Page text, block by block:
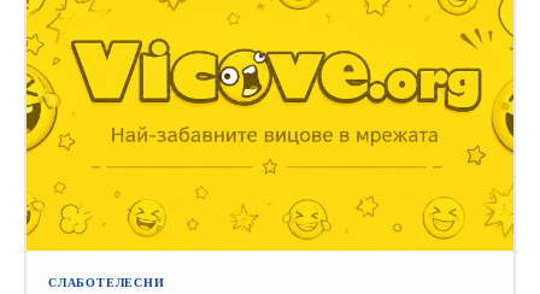
СЛАБОТЕЛЕСНИ